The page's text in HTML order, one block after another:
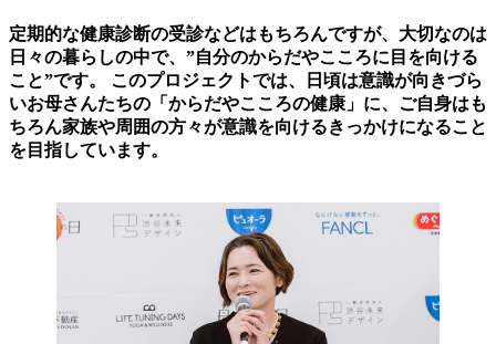
定期的な健康診断の受診などはもちろんですが、大切なのは
日々の暮らしの中で、”自分のからだやこころに目を向ける
こと”です。 このプロジェクトでは、日頃は意識が向きづら
いお母さんたちの「からだやこころの健康」に、ご自身はも
ちろん家族や周囲の方々が意識を向けるきっかけになること
を目指しています。